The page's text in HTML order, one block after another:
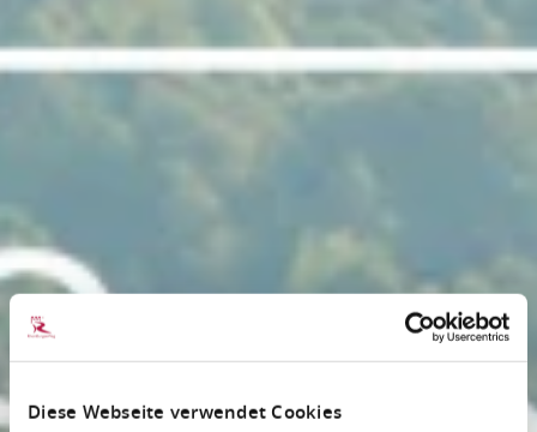
Diese Webseite verwendet Cookies